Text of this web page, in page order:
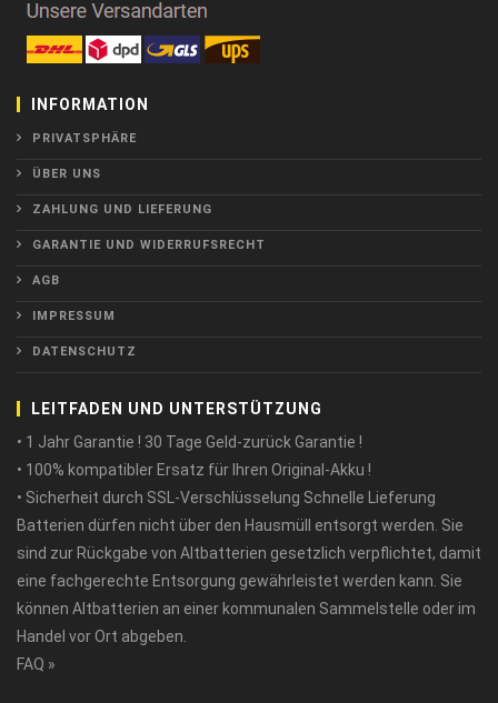
INFORMATION
PRIVATSPHÄRE
ÜBER UNS
ZAHLUNG UND LIEFERUNG
GARANTIE UND WIDERRUFSRECHT
AGB
IMPRESSUM
DATENSCHUTZ
LEITFADEN UND UNTERSTÜTZUNG
• 1 Jahr Garantie ! 30 Tage Geld-zurück Garantie !
• 100% kompatibler Ersatz für Ihren Original-Akku !
• Sicherheit durch SSL-Verschlüsselung Schnelle Lieferung
Batterien dürfen nicht über den Hausmüll entsorgt werden. Sie
sind zur Rückgabe von Altbatterien gesetzlich verpflichtet, damit
eine fachgerechte Entsorgung gewährleistet werden kann. Sie
können Altbatterien an einer kommunalen Sammelstelle oder im
Handel vor Ort abgeben.
FAQ »